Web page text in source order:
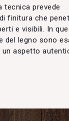
tecnica prevede
finitura che
e visibili. In
del legno sono
aspetto